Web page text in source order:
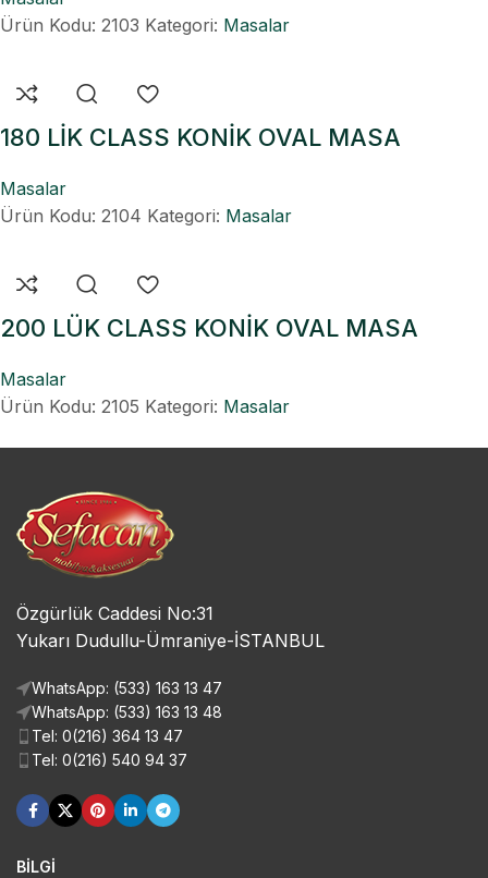
Ürün Kodu: 2103 Kategori: Masalar
180 LİK CLASS KONİK OVAL MASA
Masalar
Ürün Kodu: 2104 Kategori: Masalar
200 LÜK CLASS KONİK OVAL MASA
Masalar
Ürün Kodu: 2105 Kategori: Masalar
Özgürlük Caddesi No:31
Yukarı Dudullu-Ümraniye-İSTANBUL
WhatsApp: (533) 163 13 47
WhatsApp: (533) 163 13 48
Tel: 0(216) 364 13 47
Tel: 0(216) 540 94 37
BİLGİ